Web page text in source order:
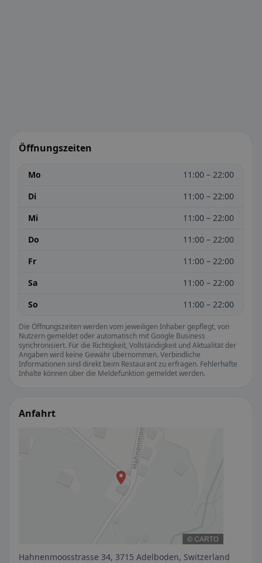
Öffnungszeiten
Mo
11:00 – 22:00
Di
11:00 – 22:00
Mi
11:00 – 22:00
Do
11:00 – 22:00
Fr
11:00 – 22:00
Sa
11:00 – 22:00
So
11:00 – 22:00
Die Öffnungszeiten werden vom jeweiligen Inhaber gepflegt, von
Nutzern gemeldet oder automatisch mit Google Business
synchronisiert. Für die Richtigkeit, Vollständigkeit und Aktualität der
Angaben wird keine Gewähr übernommen. Verbindliche
Informationen sind direkt beim Restaurant zu erfragen. Fehlerhafte
Inhalte können über die Meldefunktion gemeldet werden.
Anfahrt
Hahnenmoosstrasse 34, 3715 Adelboden, Switzerland